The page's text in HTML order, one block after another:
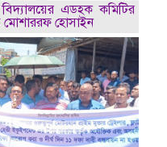
এডহক কমিটির
মোশাররফ হোসাইন